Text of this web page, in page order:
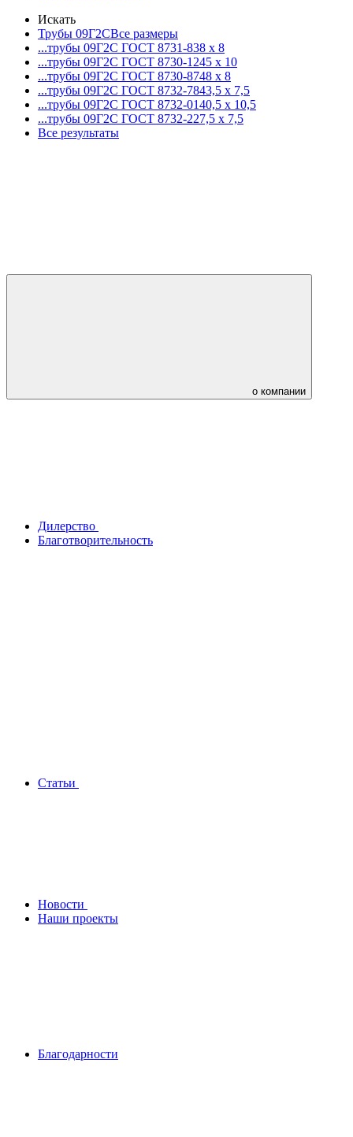
Искать
Трубы 09Г2СВсе размеры
...трубы 09Г2С ГОСТ 8731-838 x 8
...трубы 09Г2С ГОСТ 8730-1245 x 10
...трубы 09Г2С ГОСТ 8730-8748 x 8
...трубы 09Г2С ГОСТ 8732-7843,5 x 7,5
...трубы 09Г2С ГОСТ 8732-0140,5 x 10,5
...трубы 09Г2С ГОСТ 8732-227,5 x 7,5
Все результаты
о компании
Дилерство
Благотворительность
Статьи
Новости
Наши проекты
Благодарности